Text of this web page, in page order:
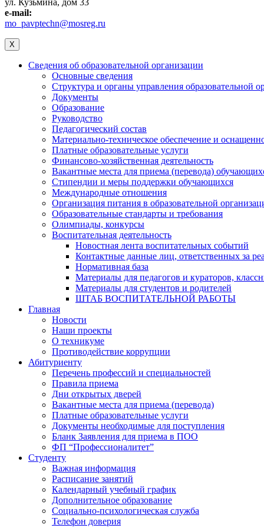
e-mail:
mo_pavptechn@mosreg.ru
X
Сведения об образовательной организации
Основные сведения
Структура и органы управления образовательной
Документы
Образование
Руководство
Педагогический состав
Материально-техническое обеспечение и
Платные образовательные услуги
Финансово-хозяйственная деятельность
Вакантные места для приема (перевода)
Стипендии и меры поддержки обучающихся
Международные отношения
Организация питания в образовательной
Образовательные стандарты и требования
Олимпиады, конкурсы
Воспитательная деятельность
Новостная лента воспитательных событий
Контактные данные лиц, ответственных за
Нормативная база
Материалы для педагогов и кураторов,
Материалы для студентов и родителей
ШТАБ ВОСПИТАТЕЛЬНОЙ РАБОТЫ
Главная
Новости
Наши проекты
О техникуме
Противодействие коррупции
Абитуриенту
Перечень профессий и специальностей
Правила приема
Дни открытых дверей
Вакантные места для приема (перевода)
Платные образовательные услуги
Документы необходимые для поступления
Бланк Заявления для приема в ПОО
ФП “Профессионалитет”
Студенту
Важная информация
Расписание занятий
Календарный учебный график
Дополнительное образование
Социально-психологическая служба
Телефон доверия